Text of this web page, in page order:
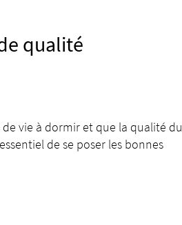
qualité
vie à dormir et que la qualité du
de se poser les bonnes